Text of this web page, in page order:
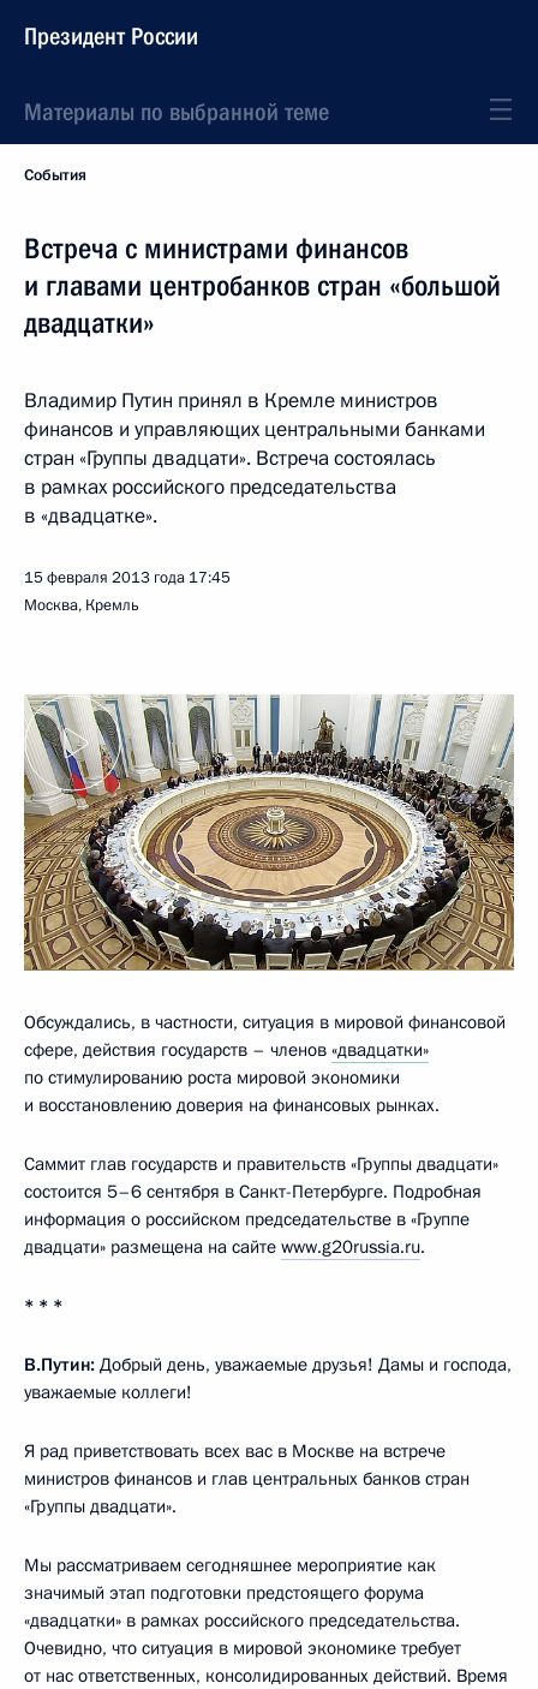
Президент России
Материалы по выбранной теме
События
Встреча с министрами финансов
и главами центробанков стран «большой
двадцатки»
Владимир Путин принял в Кремле министров
финансов и управляющих центральными банками
стран «Группы двадцати». Встреча состоялась
в рамках российского председательства
в «двадцатке».
15 февраля 2013 года 17:45
Москва, Кремль
Обсуждались, в частности, ситуация в мировой финансовой
сфере, действия государств – членов «двадцатки»
по стимулированию роста мировой экономики
и восстановлению доверия на финансовых рынках.
Саммит глав государств и правительств «Группы двадцати»
состоится 5–6 сентября в Санкт-Петербурге. Подробная
информация о российском председательстве в «Группе
двадцати» размещена на сайте www.g20russia.ru.
* * *
В.Путин: Добрый день, уважаемые друзья! Дамы и господа,
уважаемые коллеги!
Я рад приветствовать всех вас в Москве на встрече
министров финансов и глав центральных банков стран
«Группы двадцати».
Мы рассматриваем сегодняшнее мероприятие как
значимый этап подготовки предстоящего форума
«двадцатки» в рамках российского председательства.
Очевидно, что ситуация в мировой экономике требует
от нас ответственных, консолидированных действий. Время